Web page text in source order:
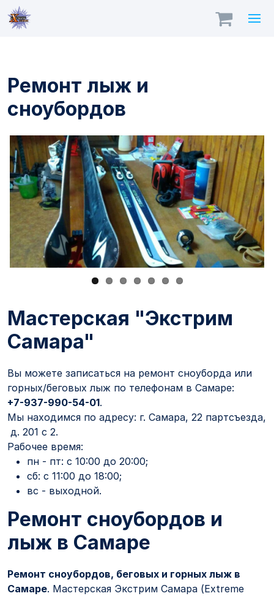
Ремонт лыж и
сноубордов
Мастерская "Экстрим
Самара"
Вы можете записаться на ремонт сноуборда или
горных/беговых лыж по телефонам в Самаре:
+7-937-990-54-01.
Мы находимся по адресу: г. Самара, 22 партсъезда,
д. 201 с 2.
Рабочее время:
пн - пт: с 10:00 до 20:00;
сб: с 11:00 до 18:00;
вс - выходной.
Ремонт сноубордов и
лыж в Самаре
Ремонт сноубордов, беговых и горных лыж в
Самаре. Мастерская Экстрим Самара (Extreme